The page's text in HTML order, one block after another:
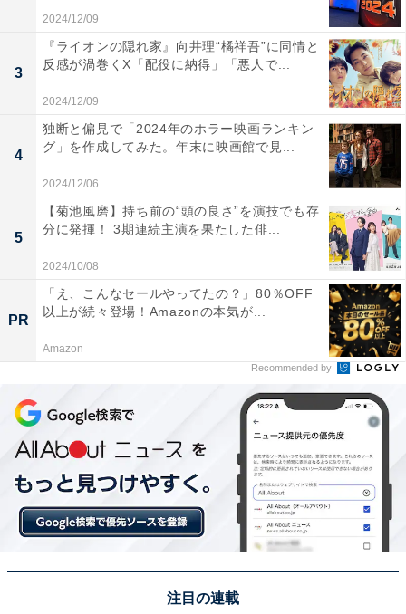
うのはかなり考えさせられるものがありました。日本や
韓国以外の海外メディアも報じていて、改めて大きなイ
シューなのだと実感しています。アメリカのThe New
York Timesは「韓国の大きな輸出産業であるK-POPのシ
ステムに何か問題があるのでは？」（
）と報じ、イ
ギリスのBBCは韓国の若者の自殺率が高いことを指摘（
※2
）、ガーディアンはK-POPアイドルの過酷な育成シ
ステムに言及していましたね（
ゆりこ：いわゆる「K-POP業界の闇」みたいな内容です
よね。過去にも人気も知名度もあるK-POPアイドルの悲
報は何度かありましたが、そのたびに流れるんですよ。
そういった記事が。一理あるとは思う一方で、本当の原
因は本人にしか分からないよな……と元も子もないこと
を思ったり。
矢野 ：確かに、本当の理由は本人にしか分からない。僕
らの意見も含め、全て憶測ですから。ただK-POPを追っ
ていると定期的に「メンバーが体調不良で活動休止」
「公演不参加」というニュースを目にするのは事実でし
て。細かい個々の事情は知る由もないけれど、全体的
に“苦しんでいる人が少なくない傾向”は否定できませ
2024/12/09
3
『ライオンの隠れ家』向井理“橘祥吾”に同情と
反感が渦巻くX「配役に納得」「悪人で...
2024/12/09
4
独断と偏見で「2024年のホラー映画ランキン
グ」を作成してみた。年末に映画館で見...
2024/12/06
5
【菊池風磨】持ち前の“頭の良さ”を演技でも存
分に発揮！ 3期連続主演を果たした俳...
2024/10/08
PR
「え、こんなセールやってたの？」80％OFF
以上が続々登場！Amazonの本気が...
Amazon
Recommended by
注目の連載